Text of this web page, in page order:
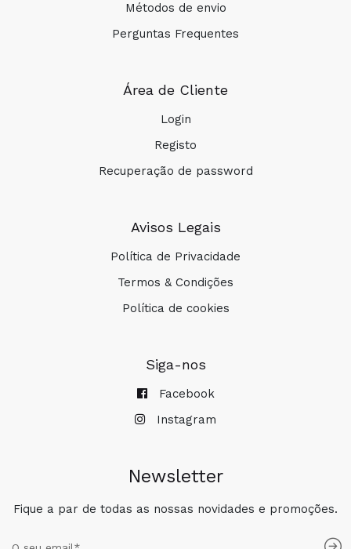
Métodos de envio
Perguntas Frequentes
Área de Cliente
Login
Registo
Recuperação de password
Avisos Legais
Política de Privacidade
Termos & Condições
Política de cookies
Siga-nos
Facebook
Instagram
Newsletter
Fique a par de todas as nossas novidades e promoções.